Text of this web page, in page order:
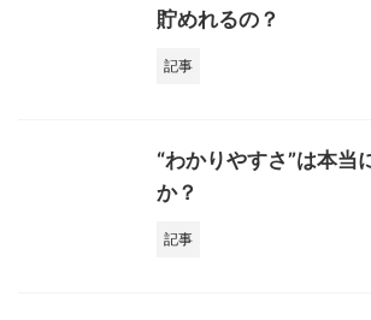
貯めれるの？
記事
“わかりやすさ”は本当
か？
記事